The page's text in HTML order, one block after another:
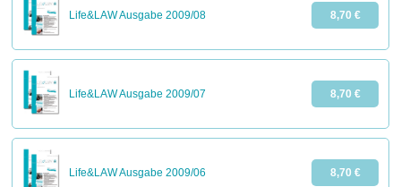
Life&LAW Ausgabe 2009/08 8,70 €
Life&LAW Ausgabe 2009/07 8,70 €
Life&LAW Ausgabe 2009/06 8,70 €